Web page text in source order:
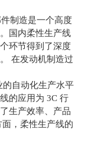
制造是一个高度
国内柔性生产线
环节得到了深度
在发动机制造过
自动化生产水平
的应用为 3C 行
生产效率、产品
，柔性生产线的